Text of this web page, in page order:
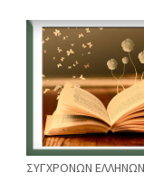
ΣΥΓΧΡΟΝΩΝ